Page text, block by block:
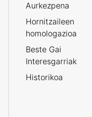
Aurkezpena
Hornitzaileen
homologazioa
Beste Gai
Interesgarriak
Historikoa